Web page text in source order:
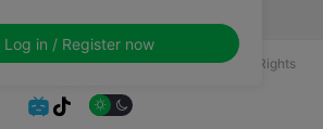
Creality 3D Technology Co., Ltd All Rights
 
Log in / Register now